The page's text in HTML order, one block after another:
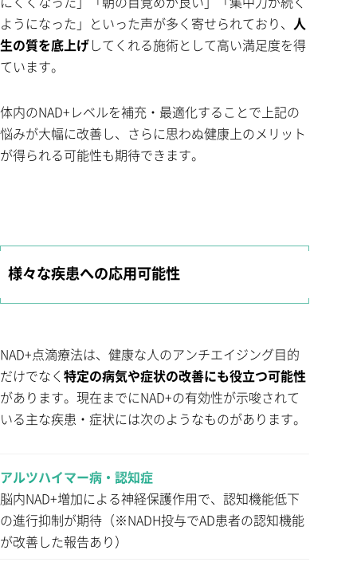
ようになった」といった声が多く寄せられており、 人
生の質を底上げしてくれる施術として高い満足度を得
ています。
体内のNAD+レベルを補充・最適化することで上記の
悩みが大幅に改善し、さらに思わぬ健康上のメリット
が得られる可能性も期待できます。
様々な疾患への応用可能性
NAD+点滴療法は、健康な人のアンチエイジング目的
だけでなく 特定の病気や症状の改善にも役立つ可能性
があります。現在までにNAD+の有効性が示唆されて
いる主な疾患・症状には次のようなものがあります。
アルツハイマー病・認知症
脳内NAD+増加による神経保護作用で、認知機能低下
の進行抑制が期待（※NADH投与でAD患者の認知機能
が改善した報告あり）